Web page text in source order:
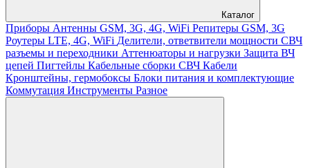
Каталог
Приборы Антенны GSM, 3G, 4G, WiFi Репитеры GSM, 3G
Роутеры LTE, 4G, WiFi Делители, ответвители мощности СВЧ
разъемы и переходники Аттенюаторы и нагрузки Защита ВЧ
цепей Пигтейлы Кабельные сборки СВЧ Кабели
Кронштейны, гермобоксы Блоки питания и комплектующие
Коммутация Инструменты Разное